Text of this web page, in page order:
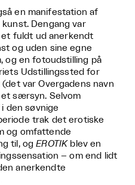
en manifestation af
Dengang var
fuldt ud anerkendt
og uden sine egne
og en fotoudstilling på
Udstillingssted for
var Overgadens navn
særsyn. Selvom
den søvnige
trak det erotiske
og omfattende
til, ogEROTIKblev en
– om end lidt
anerkendte